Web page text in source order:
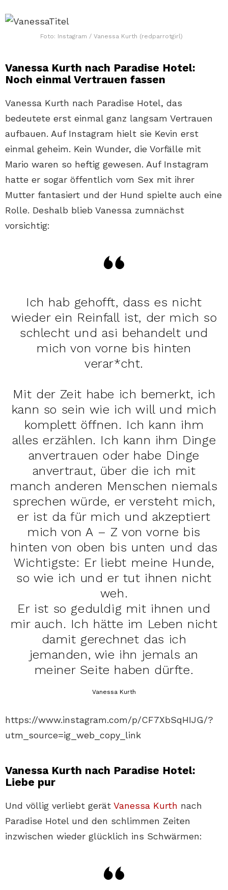
Foto: Instagram / Vanessa Kurth (redparrotgirl)
Vanessa Kurth nach Paradise Hotel:
Noch einmal Vertrauen fassen
Vanessa Kurth nach Paradise Hotel, das
bedeutete erst einmal ganz langsam Vertrauen
aufbauen. Auf Instagram hielt sie Kevin erst
einmal geheim. Kein Wunder, die Vorfälle mit
Mario waren so heftig gewesen. Auf Instagram
hatte er sogar öffentlich vom Sex mit ihrer
Mutter fantasiert und der Hund spielte auch eine
Rolle. Deshalb blieb Vanessa zumnächst
vorsichtig:
Ich hab gehofft, dass es nicht
wieder ein Reinfall ist, der mich so
schlecht und asi behandelt und
mich von vorne bis hinten
verar*cht.
Mit der Zeit habe ich bemerkt, ich
kann so sein wie ich will und mich
komplett öffnen. Ich kann ihm
alles erzählen. Ich kann ihm Dinge
anvertrauen oder habe Dinge
anvertraut, über die ich mit
manch anderen Menschen niemals
sprechen würde, er versteht mich,
er ist da für mich und akzeptiert
mich von A – Z von vorne bis
hinten von oben bis unten und das
Wichtigste: Er liebt meine Hunde,
so wie ich und er tut ihnen nicht
weh.
Er ist so geduldig mit ihnen und
mir auch. Ich hätte im Leben nicht
damit gerechnet das ich
jemanden, wie ihn jemals an
meiner Seite haben dürfte.
Vanessa Kurth
https://www.instagram.com/p/CF7XbSqHIJG/?
utm_source=ig_web_copy_link
Vanessa Kurth nach Paradise Hotel:
Liebe pur
Und völlig verliebt gerät Vanessa Kurth nach
Paradise Hotel und den schlimmen Zeiten
inzwischen wieder glücklich ins Schwärmen: